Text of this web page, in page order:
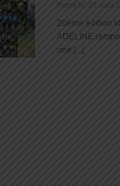
Posté le: 25 août
20ème édition
ADELINE
une [...]